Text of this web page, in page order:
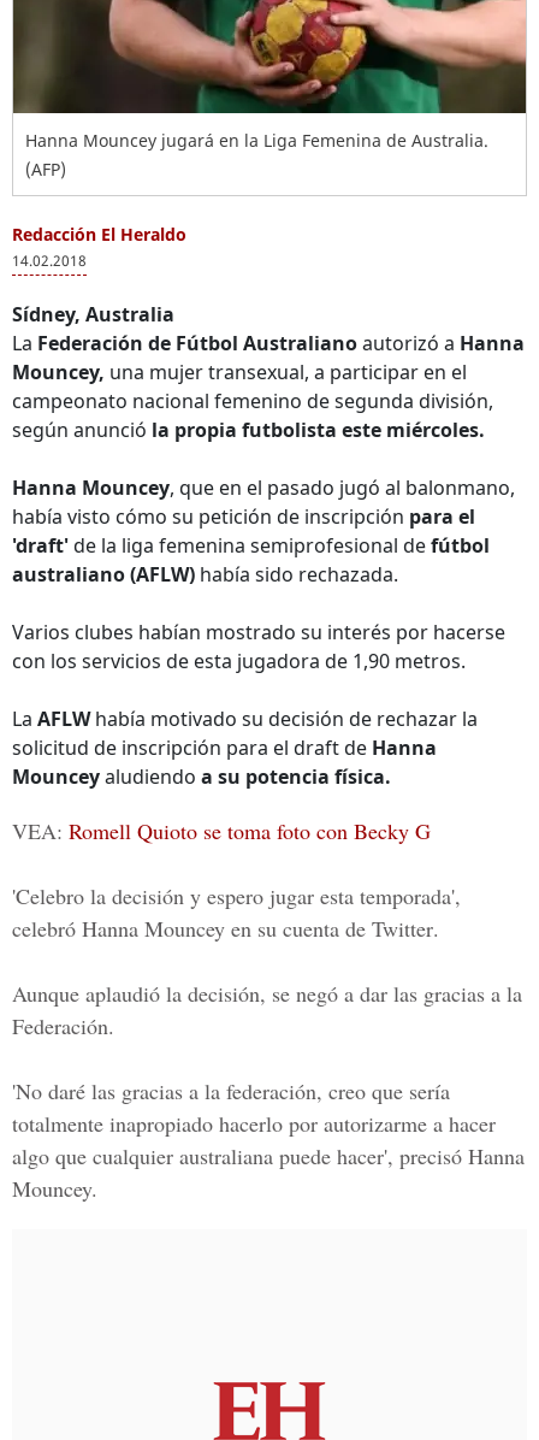
Hanna Mouncey jugará en la Liga Femenina de Australia.
(AFP)
Redacción El Heraldo
14.02.2018
Sídney, Australia
La Federación de Fútbol Australianoautorizó a Hanna
Mouncey, una mujer transexual, a participar en el
campeonato nacional femenino de segunda división,
según anunció la propia futbolista este miércoles.
Hanna Mouncey, que en el pasado jugó al balonmano,
había visto cómo su petición de inscripción para el
'draft'de la liga femenina semiprofesional defútbol
australiano (AFLW) había sido rechazada.
Varios clubes habían mostrado su interés por hacerse
con los servicios de esta jugadora de 1,90 metros.
La AFLWhabía motivado su decisión de rechazar la
solicitud de inscripción para el draft de Hanna
Mounceyaludiendo a su potencia física.
VEA: Romell Quioto se toma foto con Becky G
'Celebro la decisión y espero jugar esta temporada',
celebró Hanna Mouncey en su cuenta de Twitter.
Aunque aplaudió la decisión, se negó a dar las gracias a la
Federación.
'No daré las gracias a la federación, creo que sería
totalmente inapropiado hacerlo por autorizarme a hacer
algo que cualquier australiana puede hacer', precisó Hanna
Mouncey.